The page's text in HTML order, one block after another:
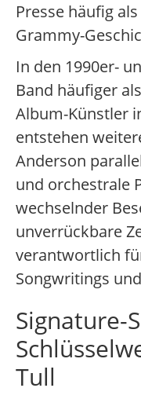
Presse häufig
Grammy-
In den 1990er-
Band häufiger
Album-Künstler
entstehen
Anderson
und orchestrale
wechselnder
unverrückbare
verantwortlich
Songwritings
Signature-
Tull